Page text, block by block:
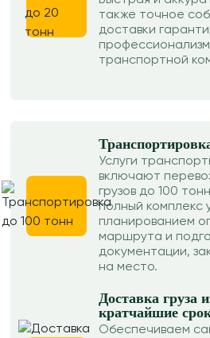
также точное
доставки
транспортной
Услуги
включают
грузов до 100
полный комплекс
планированием
маршрута и
документации,
на место.
Доставка груза
кратчайшие
Обеспечиваем